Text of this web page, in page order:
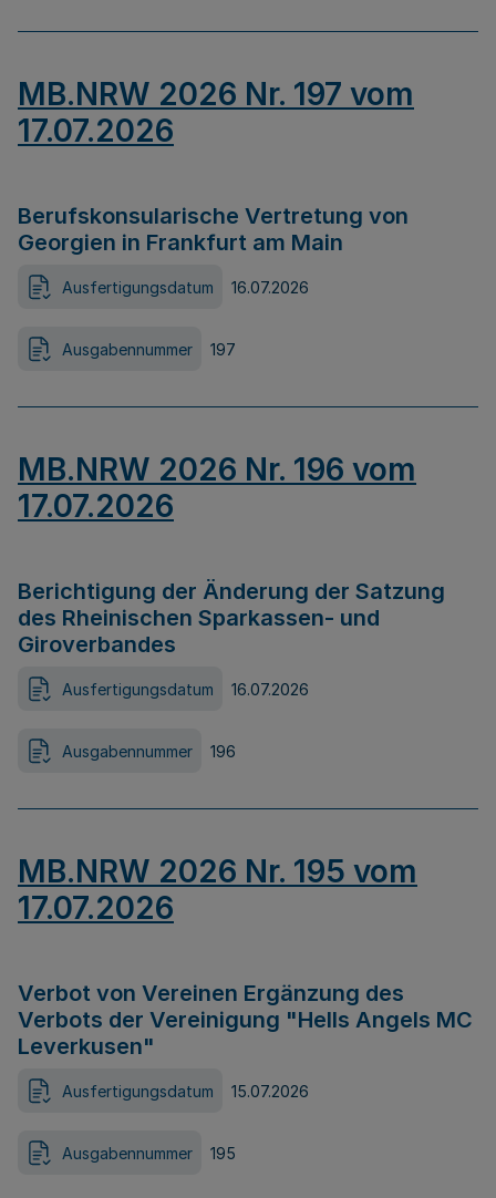
MB.NRW 2026 Nr. 197 vom
17.07.2026
Berufskonsularische Vertretung von
Georgien in Frankfurt am Main
Ausfertigungsdatum 16.07.2026
Ausgabennummer 197
MB.NRW 2026 Nr. 196 vom
17.07.2026
Berichtigung der Änderung der Satzung
des Rheinischen Sparkassen- und
Giroverbandes
Ausfertigungsdatum 16.07.2026
Ausgabennummer 196
MB.NRW 2026 Nr. 195 vom
17.07.2026
Verbot von Vereinen Ergänzung des
Verbots der Vereinigung "Hells Angels MC
Leverkusen"
Ausfertigungsdatum 15.07.2026
Ausgabennummer 195